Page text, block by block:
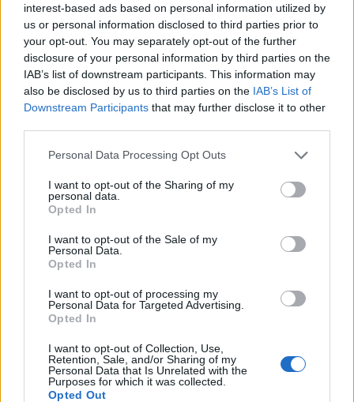
interest-based ads based on personal information utilized by
us or personal information disclosed to third parties prior to
your opt-out. You may separately opt-out of the further
disclosure of your personal information by third parties on the
IAB’s list of downstream participants. This information may
also be disclosed by us to third parties on the IAB’s List of
Downstream Participants that may further disclose it to other
Personal Data Processing Opt Outs
I want to opt-out of the Sharing of my
personal data.
Opted In
I want to opt-out of the Sale of my
Personal Data.
Opted In
I want to opt-out of processing my
Personal Data for Targeted Advertising.
Opted In
I want to opt-out of Collection, Use,
Retention, Sale, and/or Sharing of my
Personal Data that Is Unrelated with the
Purposes for which it was collected.
Opted Out
✔ Πλήρης ασφάλιση - αορίστου χρόνου σύμβαση🛡️
✔ Καινούριο εταιρικό υβριδικό αυτοκίνητο 🚘
✔ Πληρωμένα έξοδα μετακίνησης ⛽
✔ Εταιρικό tablet 📱
✔ Εταιρικό κινητό 📞
✔ Συνεχή εκπαίδευση 🎓
✔ Προοπτικές εξέλιξης 🚀